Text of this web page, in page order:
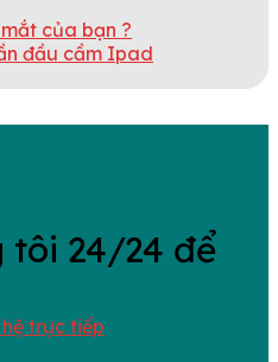
của bạn ?
đầu cầm Ipad
tôi 24/24 để
trực tiếp